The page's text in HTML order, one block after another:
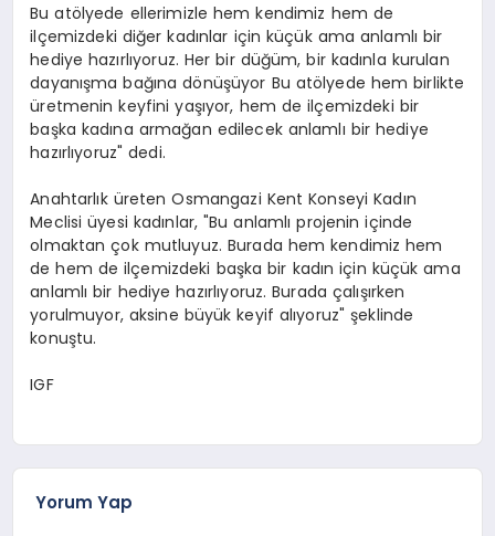
Bu atölyede ellerimizle hem kendimiz hem de
ilçemizdeki diğer kadınlar için küçük ama anlamlı bir
hediye hazırlıyoruz. Her bir düğüm, bir kadınla kurulan
dayanışma bağına dönüşüyor Bu atölyede hem birlikte
üretmenin keyfini yaşıyor, hem de ilçemizdeki bir
başka kadına armağan edilecek anlamlı bir hediye
hazırlıyoruz" dedi.
Anahtarlık üreten Osmangazi Kent Konseyi Kadın
Meclisi üyesi kadınlar, "Bu anlamlı projenin içinde
olmaktan çok mutluyuz. Burada hem kendimiz hem
de hem de ilçemizdeki başka bir kadın için küçük ama
anlamlı bir hediye hazırlıyoruz. Burada çalışırken
yorulmuyor, aksine büyük keyif alıyoruz" şeklinde
konuştu.
IGF
Yorum Yap